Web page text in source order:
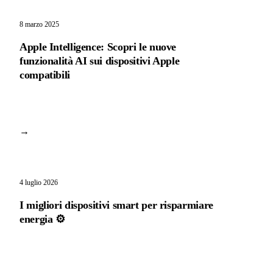
8 marzo 2025
Apple Intelligence: Scopri le nuove
funzionalità AI sui dispositivi Apple
compatibili
→
4 luglio 2026
I migliori dispositivi smart per risparmiare
energia ⚙️